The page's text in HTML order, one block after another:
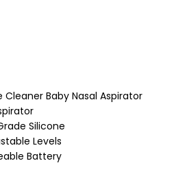
Baby Nasal Aspirator
Silicone
Levels
Battery